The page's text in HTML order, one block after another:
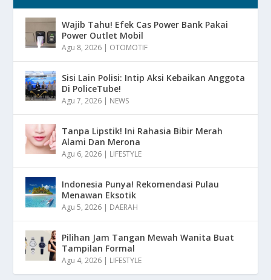
Wajib Tahu! Efek Cas Power Bank Pakai
Power Outlet Mobil
Agu 8, 2026 | OTOMOTIF
Sisi Lain Polisi: Intip Aksi Kebaikan Anggota
Di PoliceTube!
Agu 7, 2026 | NEWS
Tanpa Lipstik! Ini Rahasia Bibir Merah
Alami Dan Merona
Agu 6, 2026 | LIFESTYLE
Indonesia Punya! Rekomendasi Pulau
Menawan Eksotik
Agu 5, 2026 | DAERAH
Pilihan Jam Tangan Mewah Wanita Buat
Tampilan Formal
Agu 4, 2026 | LIFESTYLE